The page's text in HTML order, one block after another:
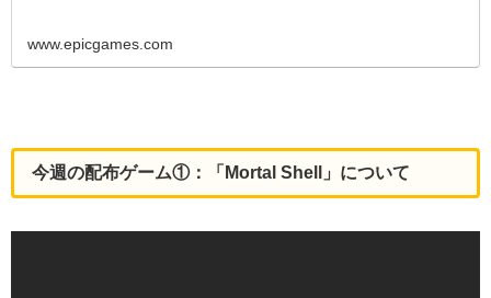
www.epicgames.com
今週の配布ゲーム①：「Mortal Shell」について